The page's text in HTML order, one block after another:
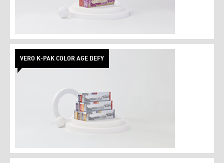
VERO K-PAK COLOR AGE DEFY